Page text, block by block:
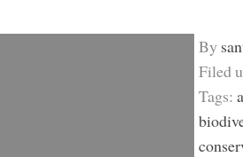
By
Filed
Tags: